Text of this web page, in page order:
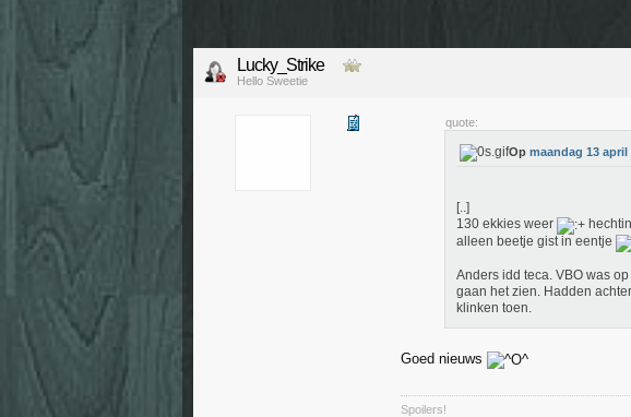
Lucky_Strike
Hello Sweetie
quote:
Op maandag 13 april
[..]
130 ekkies weer
alleen beetje gist in eentje
Anders idd teca. VBO was
gaan het zien. Hadden
klinken toen.
Goed nieuws
Spoilers!